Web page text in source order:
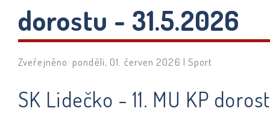
dorostu - 31.5.2026
Zveřejněno: pondělí, 01. červen 2026 | Sport
SK Lidečko - 11. MU KP